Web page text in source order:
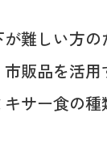
難しい方
販品を活
サー食の